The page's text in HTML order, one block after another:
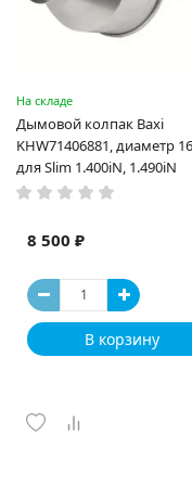
На складе
Дымовой колпак Baxi
KHW71406881, диаметр
для Slim 1.400iN, 1.490iN
8 500 ₽
В корзину